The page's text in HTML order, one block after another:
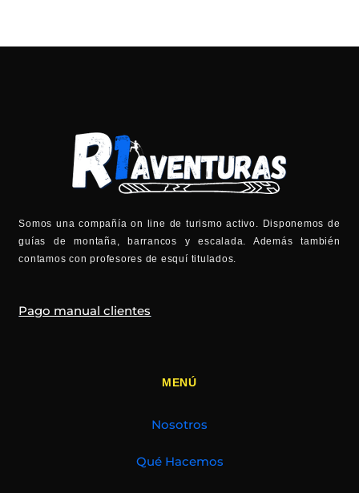
Somos una compañía on line de turismo activo. Disponemos de
guías de montaña, barrancos y escalada. Además también
contamos con profesores de esquí titulados.
Pago manual clientes
MENÚ
Nosotros
Qué Hacemos